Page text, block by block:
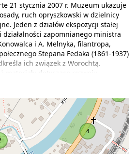
21 stycznia 2007 r. Muzeum ukazuje
ruch opryszkowski w dzielnicy
Jeden z działów ekspozycji stałej
działalności zapomnianego ministra
i A. Melnyka, filantropa,
Stepana Fedaka (1861-1937)
ich związek z Worochtą.
dotyczące rozwoju
sportowych i turystycznych,
Worochty itp.
Worochta ma wspaniałe
obszar otoczony jest górami, a
porze roku pokryte są gęstą zielenią.
drogido wspinaczki na
4